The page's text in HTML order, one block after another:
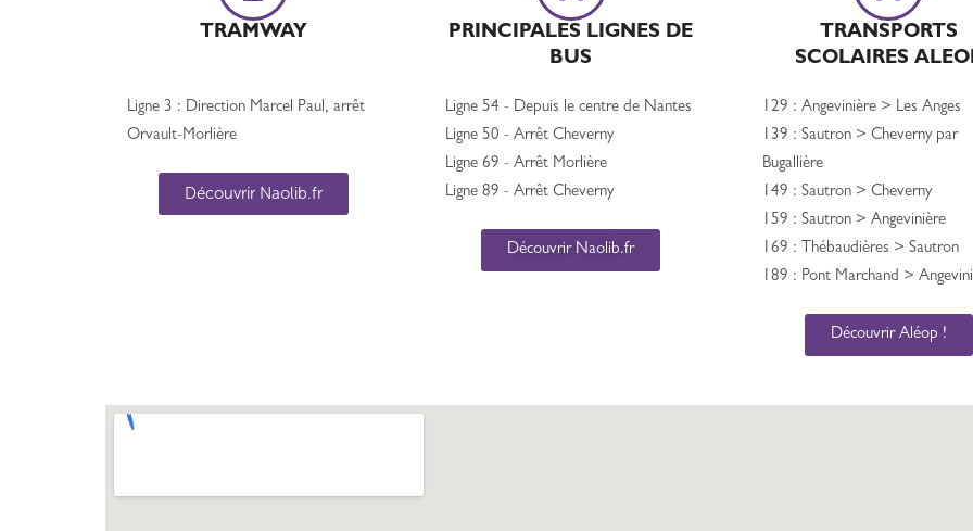
TRAMWAY
PRINCIPALES LIGNES DE
BUS
TRANSPORTS
SCOLAIRES
Ligne 3 : Direction Marcel Paul, arrêt
Orvault-Morlière
Découvrir Naolib.fr
Ligne 54 - Depuis le centre de Nantes
Ligne 50 - Arrêt Cheverny
Ligne 69 - Arrêt Morlière
Ligne 89 - Arrêt Cheverny
Découvrir Naolib.fr
129 : Angevinière > Les Anges
139 : Sautron > Cheverny par
Bugallière
149 : Sautron > Cheverny
159 : Sautron > Angevinière
169 : Thébaudières > Sautron
189 : Pont Marchand >
Découvrir Aléop !